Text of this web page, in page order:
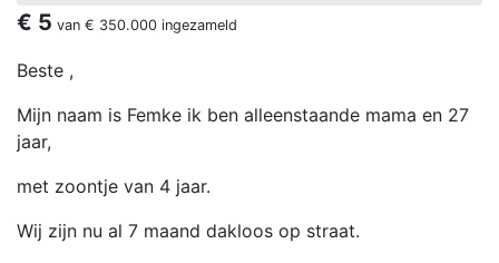
€ 5 van € 350.000 ingezameld
Beste ,
Mijn naam is Femke ik ben alleenstaande mama en 27
jaar,
met zoontje van 4 jaar.
Wij zijn nu al 7 maand dakloos op straat.